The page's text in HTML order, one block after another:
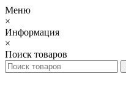
Меню
×
Информация
×
Поиск товаров